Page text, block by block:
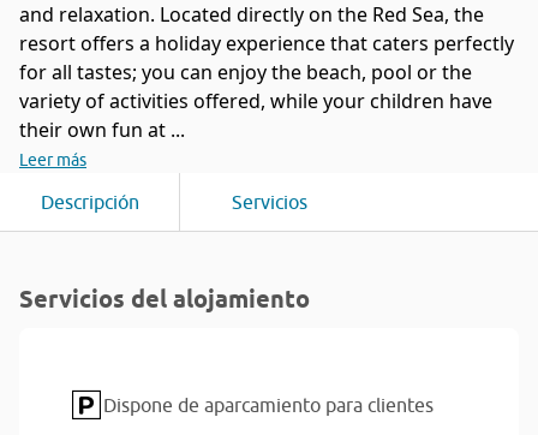
and relaxation. Located directly on the Red Sea, the
resort offers a holiday experience that caters perfectly
for all tastes; you can enjoy the beach, pool or the
variety of activities offered, while your children have
their own fun at ...
Leer más
Descripción Servicios
Servicios del alojamiento
Dispone de aparcamiento para clientes